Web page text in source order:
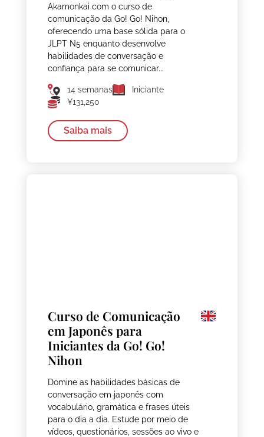
Akamonkai com o curso de
comunicação da Go! Go! Nihon,
oferecendo uma base sólida para o
JLPT N5 enquanto desenvolve
habilidades de conversação e
confiança para se comunicar...
14 semanas
Iniciante
¥131,250
Saiba mais
Curso de Comunicação
em Japonês para
Iniciantes da Go! Go!
Nihon
Domine as habilidades básicas de
conversação em japonês com
vocabulário, gramática e frases úteis
para o dia a dia. Estude por meio de
vídeos, questionários, sessões ao vivo e